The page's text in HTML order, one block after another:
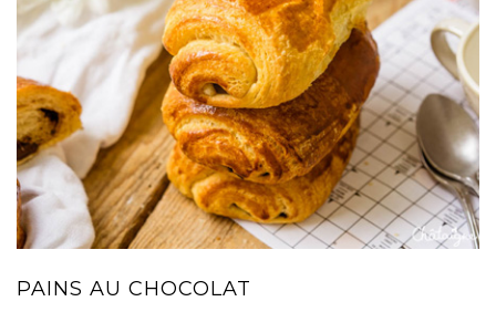
PAINS AU CHOCOLAT